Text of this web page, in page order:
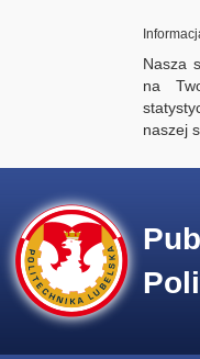
Nasza
na
naszej